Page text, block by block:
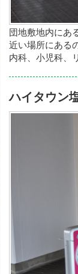
団地敷地内にあ
近い場所にある
内科、小児科、
ハイタウン